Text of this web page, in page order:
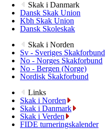
Skak i Danmark
Dansk Skak Union
Kbh Skak Union
Dansk Skoleskak
Skak i Norden
Sv - Sveriges Skakforbund
No - Norges Skakforbund
No - Bergen (Norge)
Nordisk Skakforbund
Links
Skak i Norden
Skak i Danmark
Skak i Verden
FIDE turneringskalender